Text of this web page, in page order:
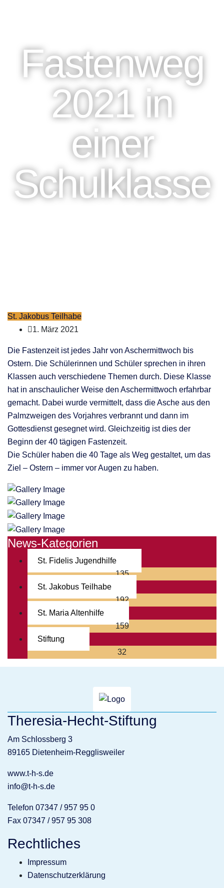
Fastenweg
2021 in
einer
Schulklasse
St. Jakobus Teilhabe
1. März 2021
Die Fastenzeit ist jedes Jahr von Aschermittwoch bis
Ostern. Die Schülerinnen und Schüler sprechen in ihren
Klassen auch verschiedene Themen durch. Diese Klasse
hat in anschaulicher Weise den Aschermittwoch erfahrbar
gemacht. Dabei wurde vermittelt, dass die Asche aus den
Palmzweigen des Vorjahres verbrannt und dann im
Gottesdienst gesegnet wird. Gleichzeitig ist dies der
Beginn der 40 tägigen Fastenzeit.
Die Schüler haben die 40 Tage als Weg gestaltet, um das
Ziel – Ostern – immer vor Augen zu haben.
News-Kategorien
St. Fidelis Jugendhilfe
135
St. Jakobus Teilhabe
192
St. Maria Altenhilfe
159
Stiftung
32
Theresia-Hecht-Stiftung
Am Schlossberg 3
89165 Dietenheim-Regglisweiler
www.t-h-s.de
info@t-h-s.de
Telefon 07347 / 957 95 0
Fax 07347 / 957 95 308
Rechtliches
Impressum
Datenschutzerklärung